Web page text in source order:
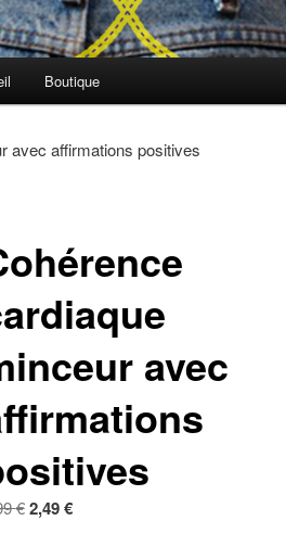
Boutique
avec affirmations positives
avec
€ Le
2,49€Le